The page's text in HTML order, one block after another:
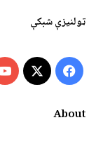
ټولنیزې شبکې
Facebook
X
About